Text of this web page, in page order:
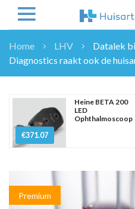
NIEUWS
OVERHEID
DOSSIER
ENQUÊTES
Home LHV
Datalek
Diagnostics raakt ook de
€371.07
Heine BETA 200
LED
Ophthalmoscoop
Premium